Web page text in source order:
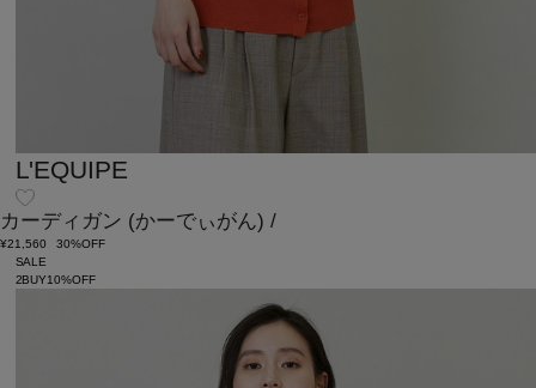
L'EQUIPE
カーディガン (かーでぃがん) /
¥21,560
30%OFF
SALE
2BUY10%OFF